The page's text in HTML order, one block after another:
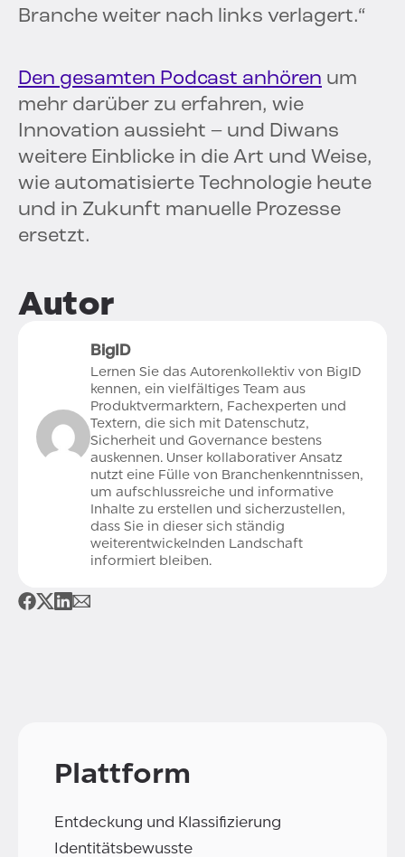
Branche weiter nach links verlagert.“
Den gesamten Podcast anhören um
mehr darüber zu erfahren, wie
Innovation aussieht – und Diwans
weitere Einblicke in die Art und Weise,
wie automatisierte Technologie heute
und in Zukunft manuelle Prozesse
ersetzt.
Autor
BigID
Lernen Sie das Autorenkollektiv von BigID
kennen, ein vielfältiges Team aus
Produktvermarktern, Fachexperten und
Textern, die sich mit Datenschutz,
Sicherheit und Governance bestens
auskennen. Unser kollaborativer Ansatz
nutzt eine Fülle von Branchenkenntnissen,
um aufschlussreiche und informative
Inhalte zu erstellen und sicherzustellen,
dass Sie in dieser sich ständig
weiterentwickelnden Landschaft
informiert bleiben.
Plattform
Entdeckung und Klassifizierung
Identitätsbewusste